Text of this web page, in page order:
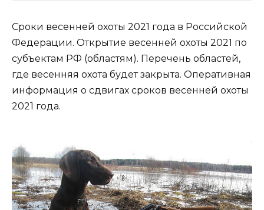
Сроки весенней охоты 2021 года в Российской
Федерации. Открытие весенней охоты 2021 по
субъектам РФ (областям). Перечень областей,
где весенняя охота будет закрыта. Оперативная
информация о сдвигах сроков весенней охоты
2021 года.